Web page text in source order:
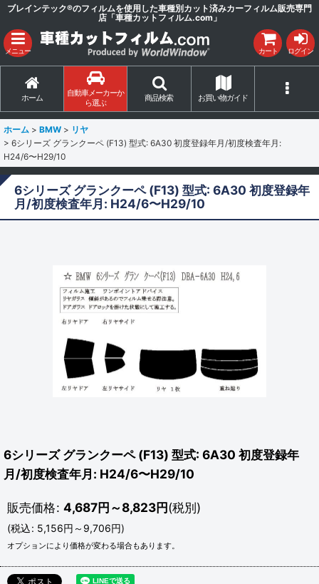
ブレインテック®のフィルムを使用した車種別カット済みカーフィルム販売専門
店「車種カットフィルム.com」
メニュー カート ログイン
ホーム
自動車メーカーか
ら選ぶ
商品検索 お買い物ガイド
ホーム > BMW > リヤ
> 6シリーズ グランクーペ (F13) 型式: 6A30 初度登録年月/初度検査年月:
H24/6〜H29/10
6シリーズ グランクーペ (F13) 型式: 6A30 初度登録年
月/初度検査年月: H24/6〜H29/10
6シリーズ グランクーペ (F13) 型式: 6A30 初度登録年
月/初度検査年月: H24/6〜H29/10
販売価格: 4,687円～8,823円(税別)
(税込: 5,156円 ～9,706円)
オプションにより価格が変わる場合もあります。